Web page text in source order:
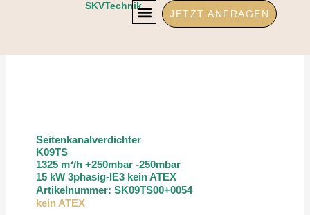
SKVTechnik
JETZT ANFRAGEN
Seitenkanalverdichter
K09TS
1325 m³/h +250mbar -250mbar
15 kW 3phasig-IE3 kein ATEX
Artikelnummer: SK09TS00+0054
kein ATEX